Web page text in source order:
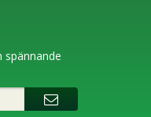
spännande